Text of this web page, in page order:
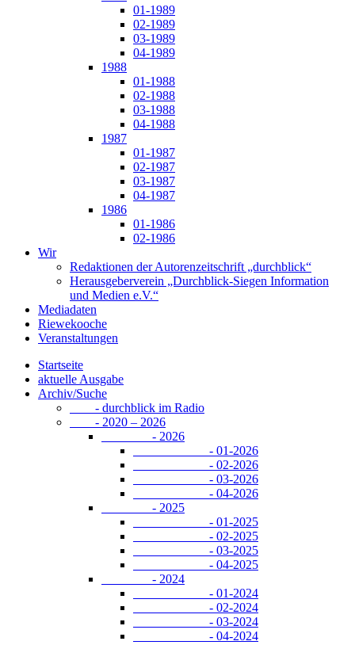
01-1989
02-1989
03-1989
04-1989
1988
01-1988
02-1988
03-1988
04-1988
1987
01-1987
02-1987
03-1987
04-1987
1986
01-1986
02-1986
Wir
Redaktionen der Autorenzeitschrift „durchblick“
Herausgeberverein „Durchblick-Siegen Information
und Medien e.V.“
Mediadaten
Riewekooche
Veranstaltungen
Startseite
aktuelle Ausgabe
Archiv/Suche
- durchblick im Radio
- 2020 – 2026
- 2026
- 01-2026
- 02-2026
- 03-2026
- 04-2026
- 2025
- 01-2025
- 02-2025
- 03-2025
- 04-2025
- 2024
- 01-2024
- 02-2024
- 03-2024
- 04-2024